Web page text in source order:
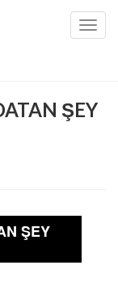
ŞEY
ŞEY